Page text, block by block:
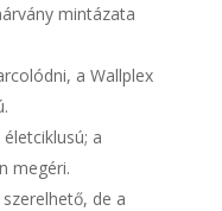
mintázata
a Wallplex
a
megéri.
de a